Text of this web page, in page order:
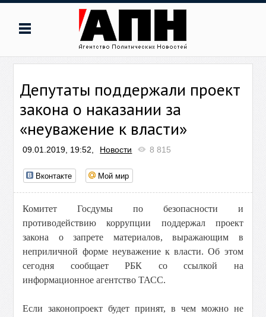
Депутаты поддержали проект
закона о наказании за
«неуважение к власти»
09.01.2019, 19:52, Новости 8 815
Вконтакте Мой мир
Комитет Госдумы по безопасности и
противодействию коррупции поддержал проект
закона о запрете материалов, выражающим в
неприличной форме неуважение к власти. Об этом
сегодня сообщает РБК со ссылкой на
информационное агентство ТАСС.
Если законопроект будет принят, в чем можно не